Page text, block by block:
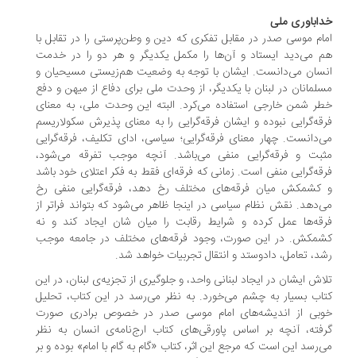
خداباوری ملی
امام موسی صدر در مقابل تفکری که دین و وطن‌پرستی را در تقابل با
هم می‌دید ایستاد و آن‌ها را مکمل یکدیگر و هر دو را در خدمت
انسان می‌دانست. ایشان با توجه به وضعیت هم‌زیستی مسیحیان و
مسلمانان در لبنان با یکدیگر، از وحدت ملی برای دفاع از میهن و دفع
خطر شمن خارجی استفاده می‌کرد. البته این وحدت ملی، به معنای
فرقه‌گرایی نبوده و ایشان فرقه‌گرایی را به معنای پذیرش سکولاریسم
می‌دانست. چهار معنای فرقه‌گرایی؛ سیاسی، ادای تکلیف، فرقه‌گرایی
مثبت و فرقه‌گرایی منفی می‌باشد. آنچه موجب تفرقه می‌شود،
فرقه‌گرایی منفی است. زمانی که فرقه‌ای فقط به فکر اعتلای خود باشد
و کشمکش میان فرقه‌های مختلف رخ دهد، فرقه‌گرایی منفی رخ
می‌دهد. نقش نظام سیاسی در اینجا ظاهر می‌شود که بتواند فراتر از
فرقه‌ها عمل کرده و شرایط رقابت را میان شان ایجاد کند و نه
کشمکش. در این صورت، وجود فرقه‌های مختلف در جامعه موجب
رشد، تعامل، دادوستد و انتقال تجربیات خواهد شد.
تلاش ایشان در ایجاد لبنانی واحد، و جلوگیری از تجزیه‌ی لبنان، در این
کتاب بسیار به چشم می‌خورد. به نظر می‌رسد در این کتاب، تحلیل
خوبی از اندیشه‌های امام موسی صدر در خصوص برادری صورت
گرفته، آنچه بر اساس پاورقی‌های کتاب ارج‌نامه‌ی انسان به نظر
می‌رسد این است که مرجع این اثر، کتاب «گام به گام با امام» بوده و بر